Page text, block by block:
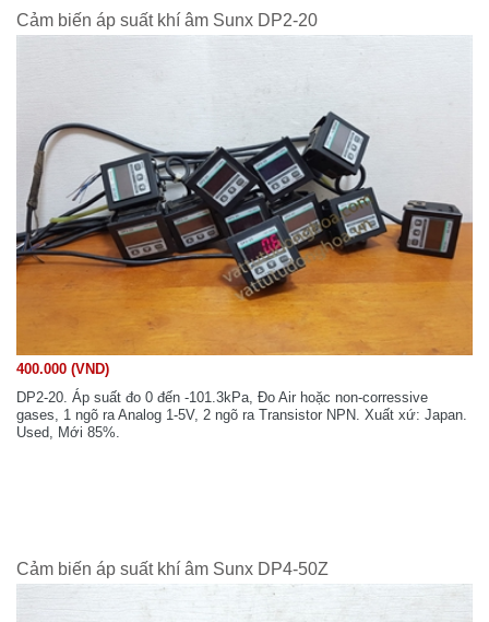
Cảm biến áp suất khí âm Sunx DP2-20
400.000 (VND)
DP2-20. Áp suất đo 0 đến -101.3kPa, Đo Air hoặc non-corressive
gases, 1 ngõ ra Analog 1-5V, 2 ngõ ra Transistor NPN. Xuất xứ: Japan.
Used, Mới 85%.
Cảm biến áp suất khí âm Sunx DP4-50Z